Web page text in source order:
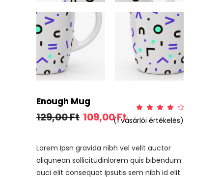
Enough Mug
az
(1vásárlói értékelés)
129,00Ft Original
price
129,00 Ft.
109,00FtCurrent
price
109,00 Ft.
Lorem Ipsn gravida nibh vel velit auctor
aliqunean sollicitudinlorem quis bibendum
auci elit consequat ipsutis sem nibh id elit.